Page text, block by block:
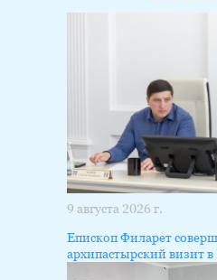
9 августа 2026 г.
Епископ Филарет
архипастырский визит